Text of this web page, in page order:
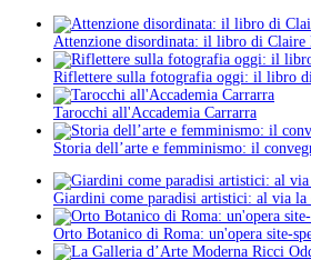
Attenzione disordinata: il libro di Claire
Riflettere sulla fotografia oggi: il libro
Tarocchi all'Accademia Carrarra
Storia dell’arte e femminismo: il
Giardini come paradisi artistici: al via la
Orto Botanico di Roma: un'opera site-